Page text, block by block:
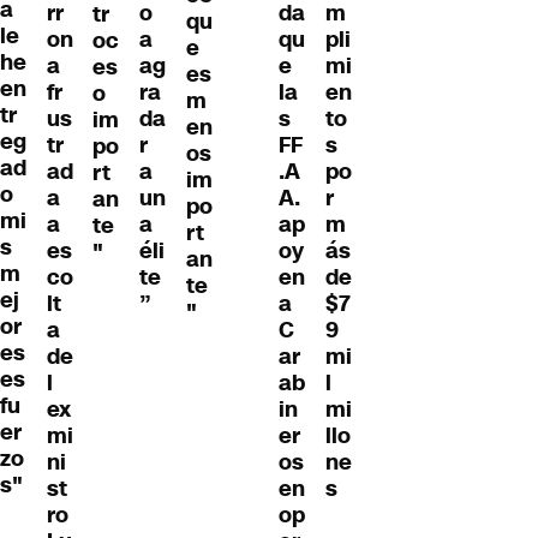
a
le
he
en
tr
eg
ad
o
mi
s
m
ej
or
es
es
fu
er
zo
s"
rr
on
a
fr
us
tr
ad
a
a
es
co
lt
a
de
l
ex
mi
ni
st
ro
tr
oc
es
o
im
po
rt
an
te
"
o
a
ag
ra
da
r
a
un
a
éli
te
”
qu
e
es
m
en
os
im
po
rt
an
te
"
da
qu
e
la
s
FF
.A
A.
ap
oy
en
a
C
ar
ab
in
er
os
en
op
m
pli
mi
en
to
s
po
r
m
ás
de
$7
9
mi
l
mi
llo
ne
s